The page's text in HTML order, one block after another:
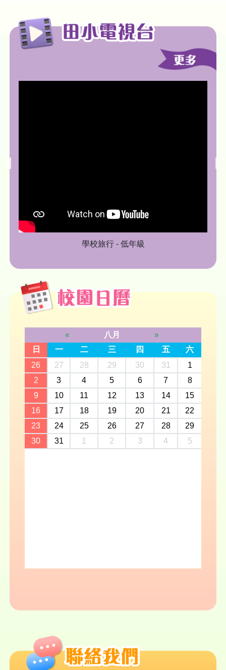
學校旅行 - 低年級
« 八月
»
日
一 二 三 四 五
六
26
27 28 29 30 31
1
2
3 4 5 6 7
8
9
10 11 12 13 14
15
16
17 18 19 20 21
22
23
24 25 26 27 28
29
30
31 1 2 3 4 5